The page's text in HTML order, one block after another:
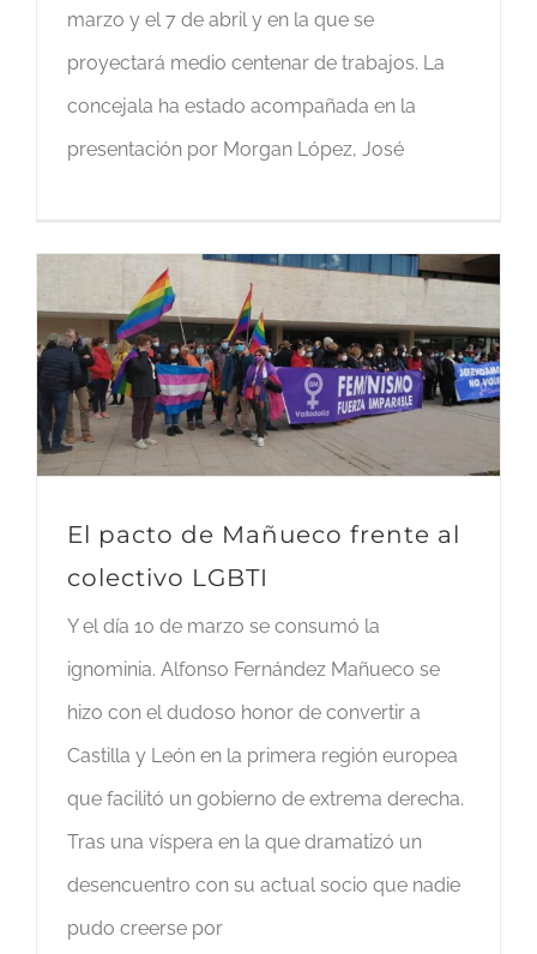
marzo y el 7 de abril y en la que se
proyectará medio centenar de trabajos. La
concejala ha estado acompañada en la
presentación por Morgan López, José
El pacto de Mañueco frente al
colectivo LGBTI
Y el día 10 de marzo se consumó la
ignominia. Alfonso Fernández Mañueco se
hizo con el dudoso honor de convertir a
Castilla y León en la primera región europea
que facilitó un gobierno de extrema derecha.
Tras una víspera en la que dramatizó un
desencuentro con su actual socio que nadie
pudo creerse por